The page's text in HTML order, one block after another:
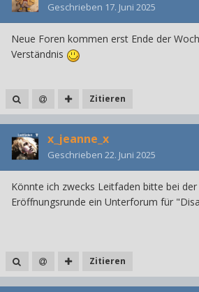
Geschrieben 17. Juni 2025
Neue Foren kommen erst Ende der
Verständnis
Zitieren
x_jeanne_x
Geschrieben 22. Juni 2025
Könnte ich zwecks Leitfaden bitte bei
Eröffnungsrunde ein Unterforum für
Zitieren